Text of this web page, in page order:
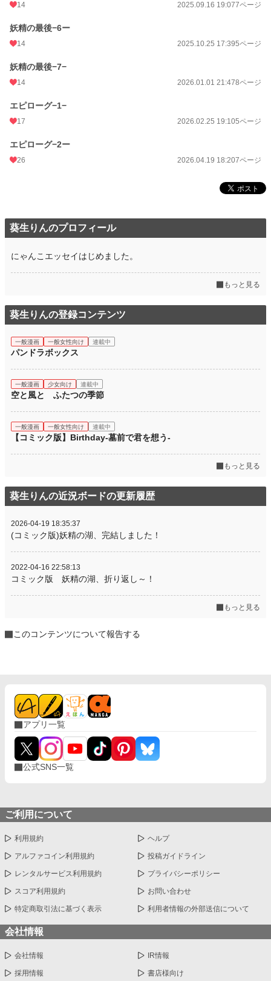
14 2025.09.16 19:077ページ
妖精の最後−6ー
14 2025.10.25 17:395ページ
妖精の最後−7−
14 2026.01.01 21:478ページ
エピローグ−1−
17 2026.02.25 19:105ページ
エピローグ−2ー
26 2026.04.19 18:207ページ
葵生りんのプロフィール
にゃんこエッセイはじめました。
もっと見る
葵生りんの登録コンテンツ
一般漫画 一般女性向け 連載中
パンドラボックス
一般漫画 少女向け 連載中
空と風と ふたつの季節
一般漫画 一般女性向け 連載中
【コミック版】Birthday-墓前で君を想う-
もっと見る
葵生りんの近況ボードの更新履歴
2026-04-19 18:35:37
(コミック版)妖精の湖、完結しました！
2022-04-16 22:58:13
コミック版 妖精の湖、折り返し～！
もっと見る
このコンテンツについて報告する
アプリ一覧
公式SNS一覧
ご利用について
利用規約 ヘルプ
アルファコイン利用規約 投稿ガイドライン
レンタルサービス利用規約 プライバシーポリシー
スコア利用規約 お問い合わせ
特定商取引法に基づく表示 利用者情報の外部送信について
会社情報
会社情報 IR情報
採用情報 書店様向け